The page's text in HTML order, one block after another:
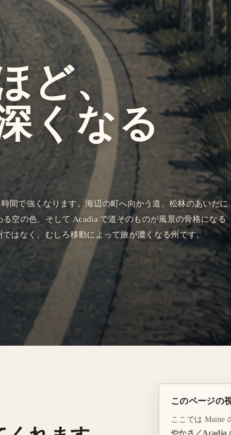
ど、
くなる
間で強くなります。海辺の町へ向かう道、松林のあいだに
空の色、そして Acadia で道そのものが風景の骨格になる
はなく、むしろ移動によって旅が濃くなる州です。
このページの
ここでは Maine
やかさ／Acadia